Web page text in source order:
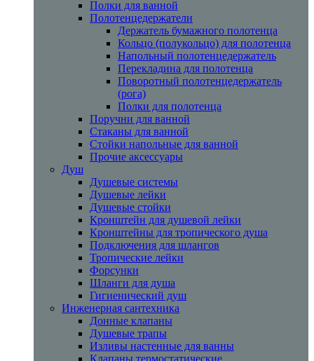
Полки для ванной
Полотенцедержатели
Держатель бумажного полотенца
Кольцо (полукольцо) для полотенца
Напольный полотенцедержатель
Перекладина для полотенца
Поворотный полотенцедержатель
(рога)
Полки для полотенца
Поручни для ванной
Стаканы для ванной
Стойки напольные для ванной
Прочие аксессуары
Душ
Душевые системы
Душевые лейки
Душевые стойки
Кронштейн для душевой лейки
Кронштейны для тропического душа
Подключения для шлангов
Тропические лейки
Форсунки
Шланги для душа
Гигиенический душ
Инженерная сантехника
Донные клапаны
Душевые трапы
Изливы настенные для ванны
Клапаны термостатические